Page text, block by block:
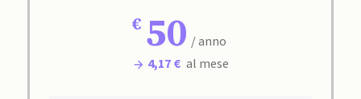
50 / anno
4,17 € al mese